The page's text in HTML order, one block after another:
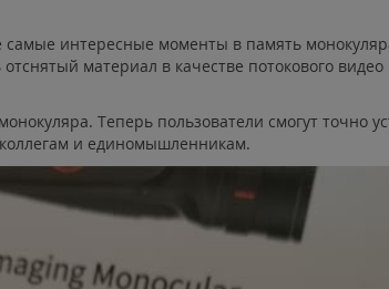
интересные моменты в память
материал в качестве потокового
Теперь пользователи смогут точно
и единомышленникам.